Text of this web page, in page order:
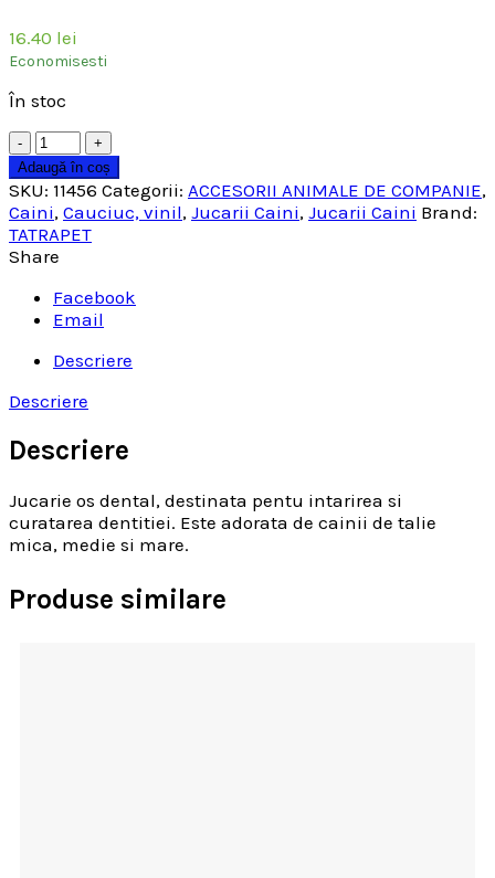
16.40 lei
Economisesti
În stoc
Cantitate
Adaugă în coș
SKU: 11456 Categorii: ACCESORII ANIMALE DE COMPANIE,
Caini, Cauciuc, vinil, Jucarii Caini, Jucarii Caini Brand:
TATRAPET
Share
Facebook
Email
Descriere
Descriere
Descriere
Jucarie os dental, destinata pentu intarirea si
curatarea dentitiei. Este adorata de cainii de talie
mica, medie si mare.
Produse similare